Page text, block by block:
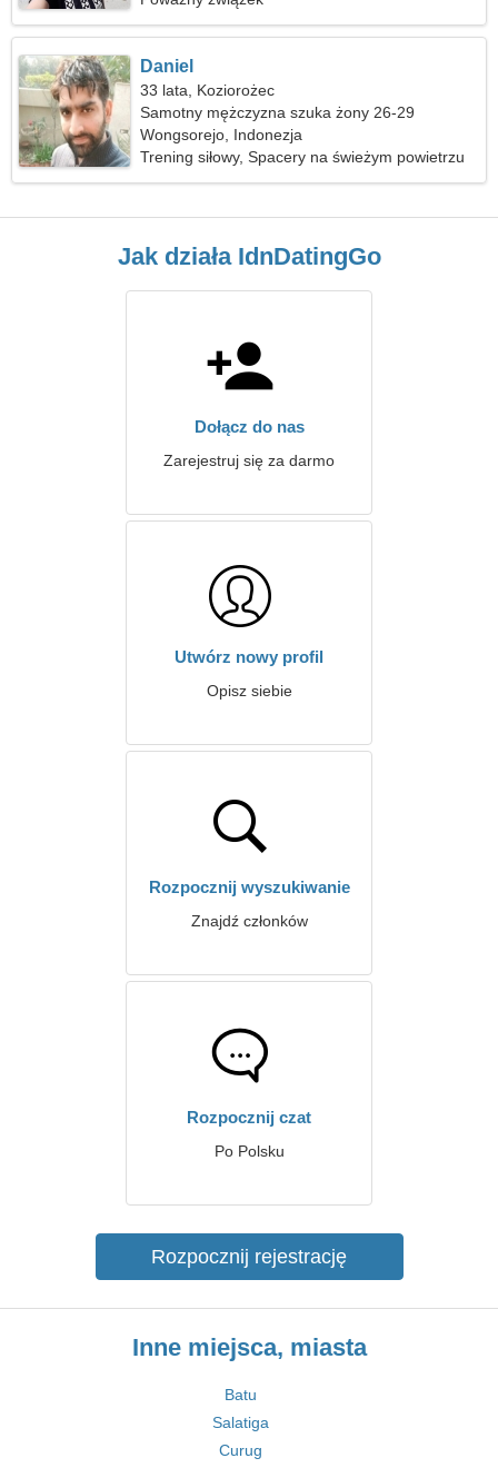
Daniel
33 lata, Koziorożec
Samotny mężczyzna szuka żony 26-29
Wongsorejo, Indonezja
Trening siłowy, Spacery na świeżym powietrzu
Jak działa IdnDatingGo
Dołącz do nas
Zarejestruj się za darmo
Utwórz nowy profil
Opisz siebie
Rozpocznij wyszukiwanie
Znajdź członków
Rozpocznij czat
Po Polsku
Rozpocznij rejestrację
Inne miejsca, miasta
Batu
Salatiga
Curug